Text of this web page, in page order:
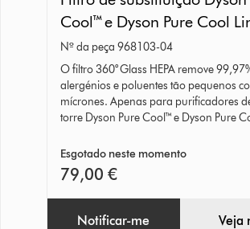
de
substituição
Dyson
Pure
Cool™
e
Pure
Cool
Link™
Cool™ e Dyson Pure Cool
Nº da peça 968103-04
O filtro 360° Glass HEPA remove
alergénios e poluentes tão pequenos
mícrones. Apenas para purificadores
torre Dyson Pure Cool™ e Dyson Pure
Esgotado neste momento
79,00 €
Notificar-me Veja